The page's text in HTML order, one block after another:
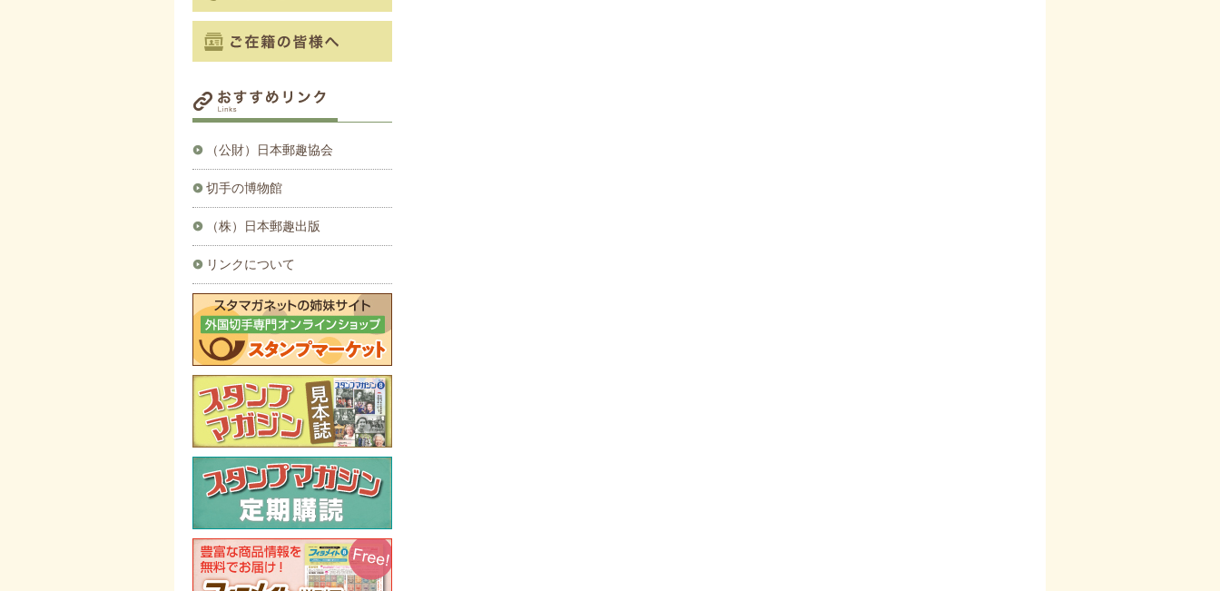
（公財）日本郵趣協会
切手の博物館
（株）日本郵趣出版
リンクについて